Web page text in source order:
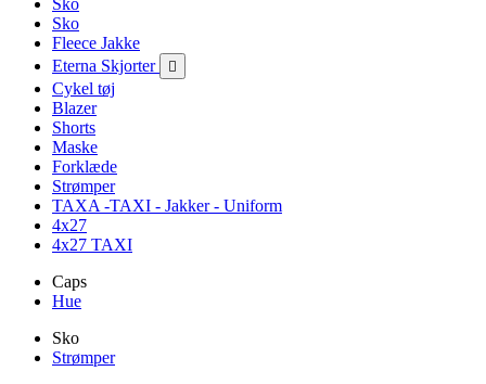
Sko
Sko
Fleece Jakke
Eterna Skjorter

Cykel tøj
Blazer
Shorts
Maske
Forklæde
Strømper
TAXA -TAXI - Jakker - Uniform
4x27
4x27 TAXI
Caps
Hue
Sko
Strømper